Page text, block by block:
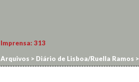
Imprensa: 313
Arquivos > Diário de Lisboa/Ruella Ramos >